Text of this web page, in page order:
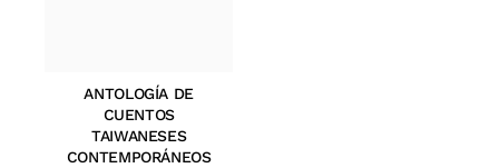
ANTOLOGÍA DE
CUENTOS
TAIWANESES
CONTEMPORÁNEOS